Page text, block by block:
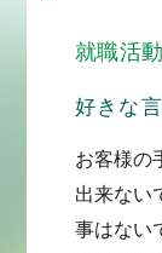
就職活
好きな
お客様の
出来ない
事はない